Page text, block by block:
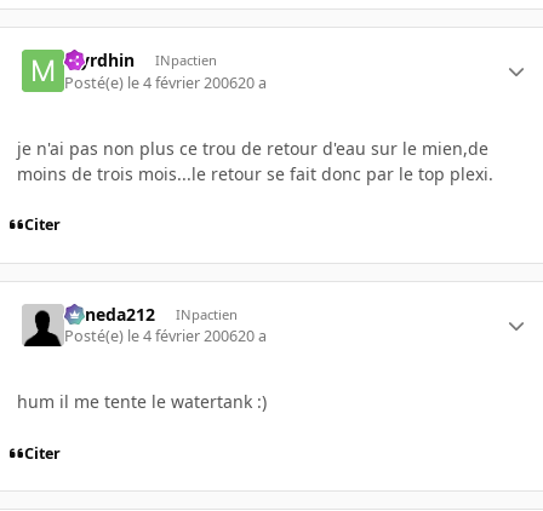
Myrdhin INpactien
Posté(e) le 4 février 200620 a
je n'ai pas non plus ce trou de retour d'eau sur le mien,de
moins de trois mois...le retour se fait donc par le top plexi.
Citer
keneda212 INpactien
Posté(e) le 4 février 200620 a
hum il me tente le watertank :)
Citer